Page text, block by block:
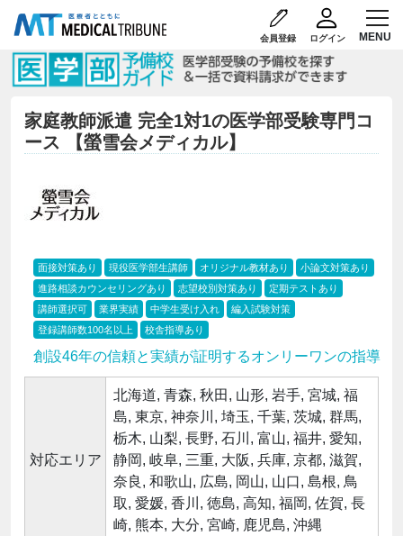
会員登録 ログイン
家庭教師派遣 完全1対1の医学部受験専門コ
ース 【螢雪会メディカル】
面接対策あり 現役医学部生講師 オリジナル教材あり
小論文対策あり
進路相談カウンセリングあり
志望校別対策あり
定期テストあり
講師選択可
業界実績 中学生受け入れ
編入試験対策
登録講師数100名以上
校舎指導あり
創設46年の信頼と実績が証明するオンリーワンの指導
対応エリア
北海道, 青森, 秋田, 山形, 岩手, 宮城, 福
島, 東京, 神奈川, 埼玉, 千葉, 茨城, 群馬,
栃木, 山梨, 長野, 石川, 富山, 福井, 愛知,
静岡, 岐阜, 三重, 大阪, 兵庫, 京都, 滋賀,
奈良, 和歌山, 広島, 岡山, 山口, 島根, 鳥
取, 愛媛, 香川, 徳島, 高知, 福岡, 佐賀, 長
崎, 熊本, 大分, 宮崎, 鹿児島, 沖縄